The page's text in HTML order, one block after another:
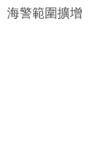
警範圍擴增